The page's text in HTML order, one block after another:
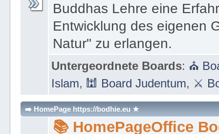
Buddhas Lehre eine
Entwicklung des eigenen
Natur" zu erlangen.
Untergeordnete Boards: ⛪
Islam, 🕍 Board Judentum, ⚔
➡️ HomePage https://bodhie.eu ★
📚 HomePageOffice